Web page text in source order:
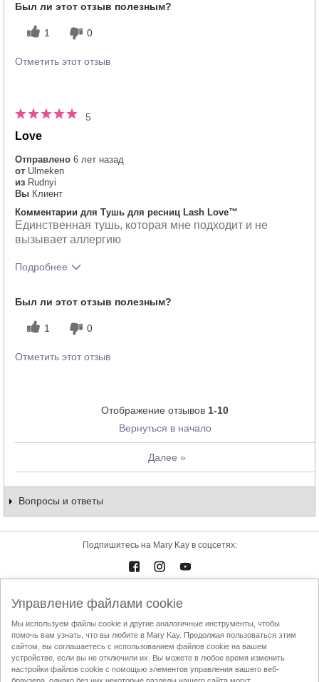
Был ли этот отзыв полезным?
1 0
Отметить этот отзыв
5
Love
Отправлено 6 лет назад
от Ulmeken
из Rudnyi
Вы Клиент
Комментарии для Тушь для ресниц Lash Love™
Единственная тушь, которая мне подходит и не
вызывает аллергию
Подробнее
продукта?
Как отличается опыт использования
этого продукта от декоративной
Был ли этот отзыв полезным?
1 0
Отметить этот отзыв
Отображение отзывов 1-10
Вернуться в начало
Далее »
Вопросы и ответы
Подпишитесь на Mary Kay в соцсетях:
Каталоги Контакты
Условия использования Доставка и оплата
Mary Kay InTouch
Политика конфиденциальности
Найти Независимого Консультанта по красоте
Кодекс этики АППК
Управление файлами cookie
Мы используем файлы cookie и другие аналогичные инструменты, чтобы
помочь вам узнать, что вы любите в Mary Kay. Продолжая пользоваться этим
сайтом, вы соглашаетесь с использованием файлов cookie на вашем
устройстве, если вы не отключили их. Вы можете в любое время изменить
настройки файлов cookie с помощью элементов управления вашего веб-